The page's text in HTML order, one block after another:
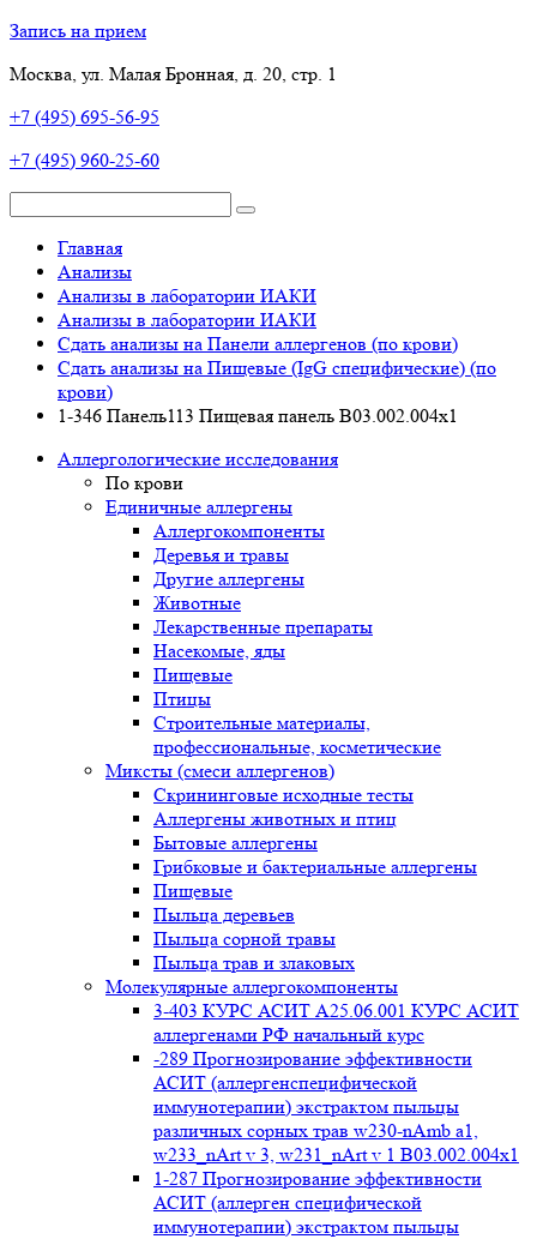
Запись на прием
Москва, ул. Малая Бронная, д. 20, стр. 1
+7 (495) 695-56-95
+7 (495) 960-25-60
Главная
Анализы
Анализы в лаборатории ИАКИ
Анализы в лаборатории ИАКИ
Сдать анализы на Панели аллергенов (по крови)
Сдать анализы на Пищевые (IgG специфические) (по
крови)
1-346 Панель113 Пищевая панель В03.002.004x1
Аллергологические исследования
По крови
Единичные аллергены
Аллергокомпоненты
Деревья и травы
Другие аллергены
Животные
Лекарственные препараты
Насекомые, яды
Пищевые
Птицы
Строительные материалы,
профессиональные, косметические
Миксты (смеси аллергенов)
Cкрининговые исходные тесты
Аллергены животных и птиц
Бытовые аллергены
Грибковые и бактериальные аллергены
Пищевые
Пыльца деревьев
Пыльца сорной травы
Пыльца трав и злаковых
Молекулярные аллергокомпоненты
3-403 КУРС АСИТ А25.06.001 КУРС АСИТ
аллергенами РФ начальный курс
-289 Прогнозирование эффективности
АСИТ (аллергенспецифической
иммунотерапии) экстрактом пыльцы
различных сорных трав w230-nAmb a1,
w233_nArt v 3, w231_nArt v 1 В03.002.004x1
1-287 Прогнозирование эффективности
АСИТ (аллерген специфической
иммунотерапии) экстрактом пыльцы